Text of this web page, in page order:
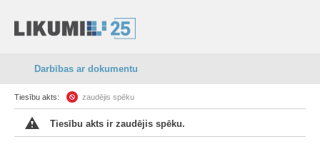
Darbības ar dokumentu
Tiesību akts: zaudējis spēku
Tiesību akts ir zaudējis spēku.